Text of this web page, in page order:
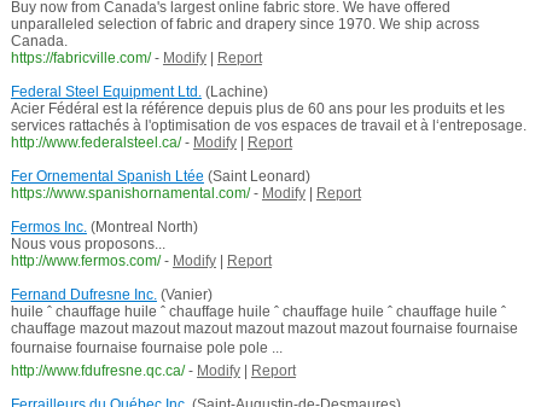
Buy now from Canada's largest online fabric store. We have offered
unparalleled selection of fabric and drapery since 1970. We ship across
Canada.
https://fabricville.com/ - Modify|
Report
Federal Steel Equipment Ltd.(Lachine)
Acier Fédéral est la référence depuis plus de 60 ans pour les produits et les
services rattachés à l'optimisation de vos espaces de travail et à l‘entreposage.
http://www.federalsteel.ca/ - Modify|
Report
Fer Ornemental Spanish Ltée (Saint Leonard)
https://www.spanishornamental.com/ - Modify|
Report
Fermos Inc.(Montreal North)
Nous vous proposons...
http://www.fermos.com/ - Modify|
Report
Fernand Dufresne Inc.(Vanier)
huile ˆ chauffage huile ˆ chauffage huile ˆ chauffage huile ˆ chauffage huile ˆ
chauffage mazout mazout mazout mazout mazout mazout fournaise fournaise
fournaise fournaise fournaise pole pole ...
http://www.fdufresne.qc.ca/ - Modify|
Report